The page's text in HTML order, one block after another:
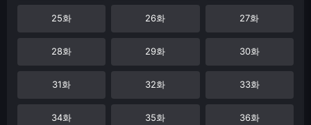
25화 26화 27화
28화 29화 30화
31화 32화 33화
34화 35화 36화